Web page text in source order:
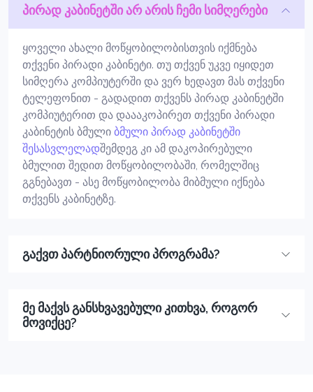
პირად კაბინეტში არ არის ჩემი სიმღერები
ყოველი ახალი მოწყობილობისთვის იქმნება
თქვენი პირადი კაბინეტი. თუ თქვენ უკვე იყიდეთ
სიმღერა კომპიუტერში და ვერ ხედავთ მას თქვენი
ტელეფონით - გადადით თქვენს პირად კაბინეტში
კომპიუტერით და დაააკოპირეთ თქვენი პირადი
კაბინეტის ბმული ბმული პირად კაბინეტში
შესასვლელადშემდეგ კი ამ დაკოპირებული
ბმულით შედით მოწყობილობაში, რომელშიც
გგნებავთ - ასე მოწყობილობა მიბმული იქნება
თქვენს კაბინეტზე.
გაქვთ პარტნიორული პროგრამა?
მე მაქვს განსხვავებული კითხვა, როგორ
მოვიქცე?